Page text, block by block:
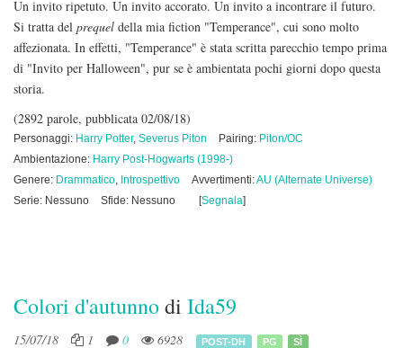
Un invito ripetuto. Un invito accorato. Un invito a incontrare il futuro.
Si tratta del prequel della mia fiction "Temperance", cui sono molto
affezionata. In effetti, "Temperance" è stata scritta parecchio tempo prima
di "Invito per Halloween", pur se è ambientata pochi giorni dopo questa
storia.
(2892 parole, pubblicata 02/08/18)
Personaggi: Harry Potter, Severus Piton Pairing: Piton/OC
Ambientazione: Harry Post-Hogwarts (1998-)
Genere: Drammatico, Introspettivo Avvertimenti:AU (Alternate Universe)
Serie: Nessuno
Sfide: Nessuno [Segnala]
Colori d'autunnodi Ida59
15/07/18 1 0 6928 POST-DH PG SÌ